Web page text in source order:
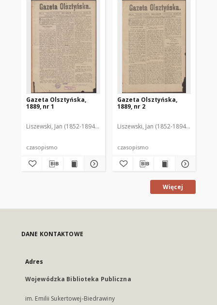
Gazeta Olsztyńska,
1889, nr 1
Liszewski, Jan (1852-1894). Red.
czasopismo
Gazeta Olsztyńska,
1889, nr 2
Liszewski, Jan (1852-1894). Red.
czasopismo
Więcej
DANE KONTAKTOWE
Adres
Wojewódzka Biblioteka Publiczna
im. Emilii Sukertowej-Biedrawiny